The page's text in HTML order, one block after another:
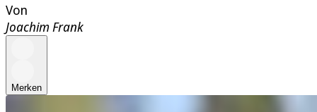
Von
Joachim Frank
Merken